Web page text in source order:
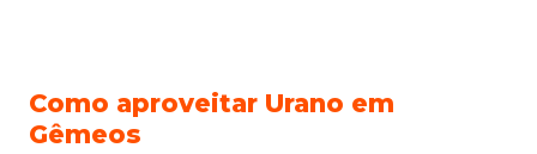
Como aproveitar Urano em
Gêmeos